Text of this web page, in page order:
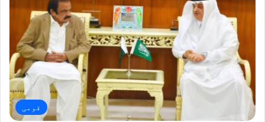
قومی